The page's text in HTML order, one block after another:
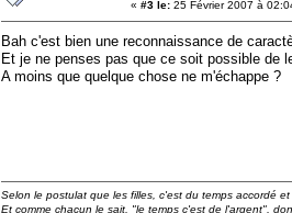
« #3 le: 25 Février 2007 à
Bah c'est bien une reconnaissance de
Et je ne penses pas que ce soit possible de
A moins que quelque chose ne m'échappe ?
Selon le postulat que les filles, c'est du temps accordé
Et comme chacun le sait, "le temps c'est de l'argent",